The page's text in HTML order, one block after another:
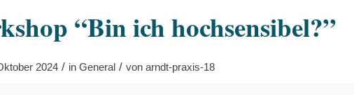
“Bin ich hochsensibel?”
2024 / in General / von arndt-praxis-18